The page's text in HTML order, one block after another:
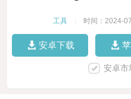
工具 时间：2024-
安卓下载
安卓市